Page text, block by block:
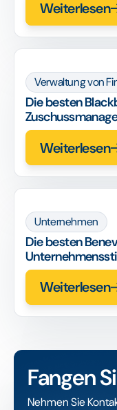
Weiterlesen
Verwaltung von
Die besten
Weiterlesen
Unternehmen
Die besten
Weiterlesen
Fangen
Nehmen Sie